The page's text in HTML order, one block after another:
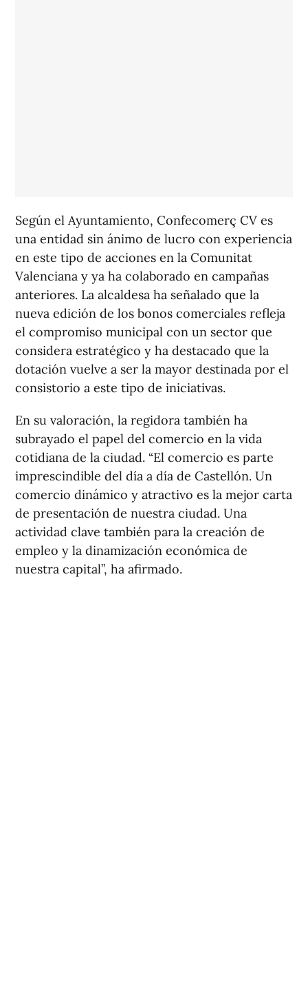
Según el Ayuntamiento, Confecomerç CV es
una entidad sin ánimo de lucro con experiencia
en este tipo de acciones en la Comunitat
Valenciana y ya ha colaborado en campañas
anteriores. La alcaldesa ha señalado que la
nueva edición de los bonos comerciales refleja
el compromiso municipal con un sector que
considera estratégico y ha destacado que la
dotación vuelve a ser la mayor destinada por el
consistorio a este tipo de iniciativas.
En su valoración, la regidora también ha
subrayado el papel del comercio en la vida
cotidiana de la ciudad. “El comercio es parte
imprescindible del día a día de Castellón. Un
comercio dinámico y atractivo es la mejor carta
de presentación de nuestra ciudad. Una
actividad clave también para la creación de
empleo y la dinamización económica de
nuestra capital”, ha afirmado.